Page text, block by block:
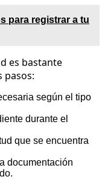
para registrar a tu
es bastante
pasos:
según el tipo
durante el
que se encuentra
documentación